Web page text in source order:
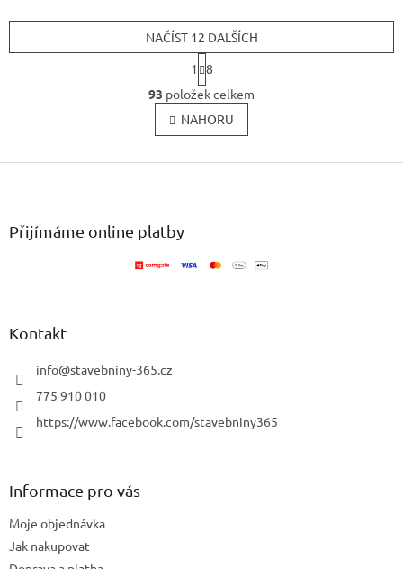
O
v
l
á
NAČÍST 12 DALŠÍCH
S
t
r
á
n
k
v
1
8
93 položek celkem
NAHORU
Z
Přijímáme online platby
Kontakt
info@stavebniny-365.cz
775 910 010
https://www.facebook.com/stavebniny365
Informace pro vás
Moje objednávka
Jak nakupovat